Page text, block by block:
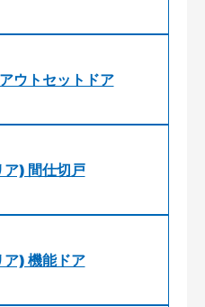
ウトセットドア
) 間仕切戸
) 機能ドア